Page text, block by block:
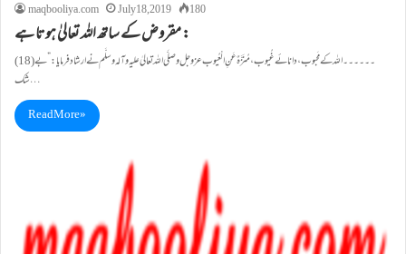
maqbooliya.com July 18, 2019 180
مقروض کے ساتھ اللہ تعالیٰ ہوتا ہے :
(18)۔۔۔۔۔۔اللہ کے مَحبوب، دانائے غُیوب، مُنَزَّہٌ عَنِ الْعُیوب عزوجل و صلَّی اللہ تعالیٰ علیہ وآلہ وسلَّم نے ارشاد فرمایا:”بے
شک…
Read More »